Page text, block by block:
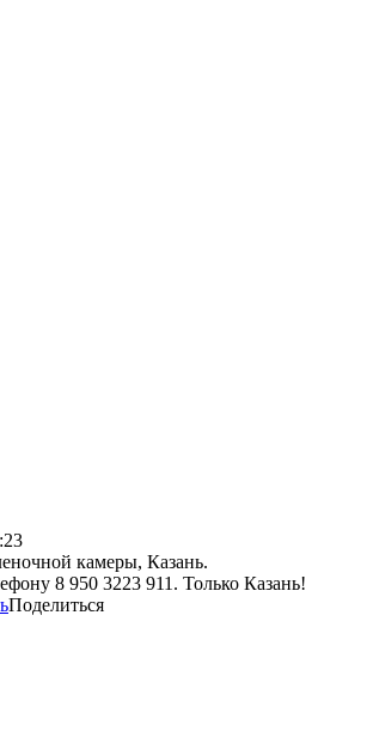
камеры, Казань.
8 950 3223 911. Только Казань!
Поделиться